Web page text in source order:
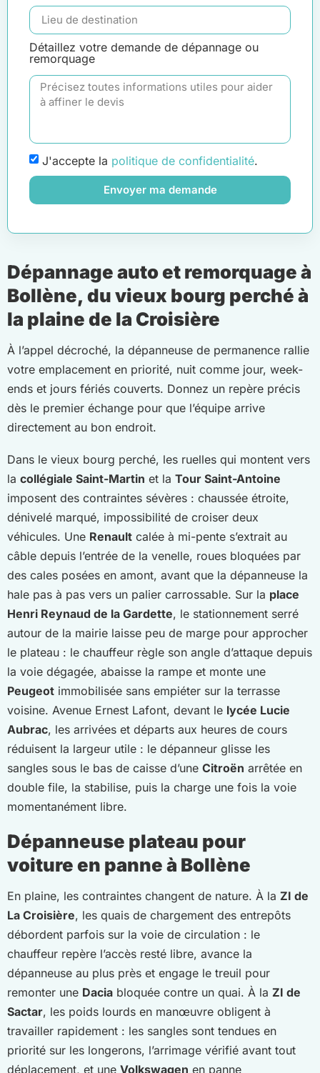
Détaillez votre demande de dépannage ou
remorquage
J'accepte la politique de confidentialité.
Envoyer ma demande
Dépannage auto et remorquage à
Bollène, du vieux bourg perché à
la plaine de la Croisière
À l’appel décroché, la dépanneuse de permanence rallie
votre emplacement en priorité, nuit comme jour, week-
ends et jours fériés couverts. Donnez un repère précis
dès le premier échange pour que l’équipe arrive
directement au bon endroit.
Dans le vieux bourg perché, les ruelles qui montent vers
la collégiale Saint-Martin et la Tour Saint-Antoine
imposent des contraintes sévères : chaussée étroite,
dénivelé marqué, impossibilité de croiser deux
véhicules. Une Renault calée à mi-pente s’extrait au
câble depuis l’entrée de la venelle, roues bloquées par
des cales posées en amont, avant que la dépanneuse la
hale pas à pas vers un palier carrossable. Sur la place
Henri Reynaud de la Gardette, le stationnement serré
autour de la mairie laisse peu de marge pour approcher
le plateau : le chauffeur règle son angle d’attaque depuis
la voie dégagée, abaisse la rampe et monte une
Peugeot immobilisée sans empiéter sur la terrasse
voisine. Avenue Ernest Lafont, devant le lycée Lucie
Aubrac, les arrivées et départs aux heures de cours
réduisent la largeur utile : le dépanneur glisse les
sangles sous le bas de caisse d’une Citroën arrêtée en
double file, la stabilise, puis la charge une fois la voie
momentanément libre.
Dépanneuse plateau pour
voiture en panne à Bollène
En plaine, les contraintes changent de nature. À la ZI de
La Croisière, les quais de chargement des entrepôts
débordent parfois sur la voie de circulation : le
chauffeur repère l’accès resté libre, avance la
dépanneuse au plus près et engage le treuil pour
remonter une Dacia bloquée contre un quai. À la ZI de
Sactar, les poids lourds en manœuvre obligent à
travailler rapidement : les sangles sont tendues en
priorité sur les longerons, l’arrimage vérifié avant tout
déplacement, et une Volkswagen en panne